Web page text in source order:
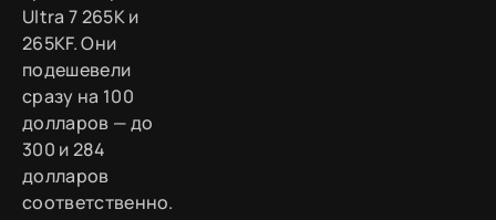
Ultra 7 265K и
265KF. Они
подешевели
сразу на 100
долларов — до
300 и 284
долларов
соответственно.